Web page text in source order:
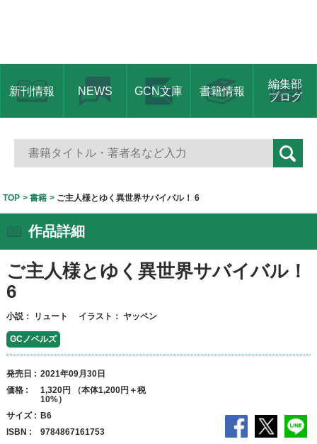
新刊情報 NEWS GCN文庫 書籍情報
編集部
ブログ
TOP 書籍 ご主人様とゆく異世界サバイバル！ 6
作品詳細
ご主人様とゆく異世界サバイバル！
6
小説： リュート イラスト： ヤッペン
GCノベルズ
発売日
2021年09月30日
価格
1,320円 （本体1,200円＋税
10%）
サイズ
B6
ISBN
9784867161753